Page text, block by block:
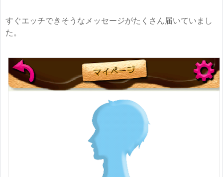
すぐエッチできそうなメッセージがたくさん届いていまし
た。